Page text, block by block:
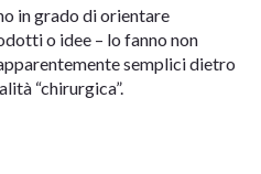
in grado di orientare
o idee – lo fanno non
semplici dietro
“chirurgica”.